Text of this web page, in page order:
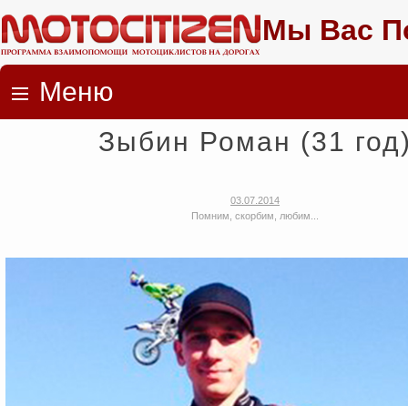
Мы Вас
Меню
Зыбин Роман (31
03.07.2014
Помним, скорбим, любим...